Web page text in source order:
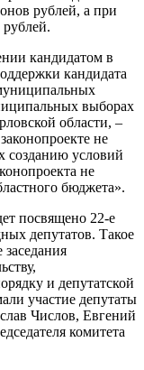
рублей, а при
кандидатом в
кандидата
выборах
области, –
не
созданию условий
не
бюджета».
посвящено 22-е
депутатов. Такое
и депутатской
участие депутаты
Числов, Евгений
комитета